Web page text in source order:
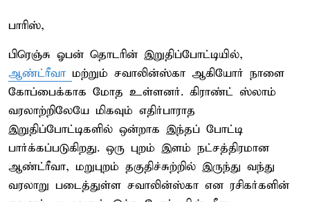
பாரிஸ்,
பிரெஞ்சு ஓபன் தொடரின் இறுதிப்போட்டியில்,
ஆண்ட்ரீவா மற்றும் சவாலின்ஸ்கா ஆகியோர் நாளை
கோப்பைக்காக மோத உள்ளனர். கிராண்ட் ஸ்லாம்
வரலாற்றிலேயே மிகவும் எதிர்பாராத
இறுதிப்போட்டிகளில் ஒன்றாக இந்தப் போட்டி
பார்க்கப்படுகிறது. ஒரு புறம் இளம் நட்சத்திரமான
ஆண்ட்ரீவா, மறுபுறம் தகுதிச்சுற்றில் இருந்து வந்து
வரலாறு படைத்துள்ள சவாலின்ஸ்கா என ரசிகர்களின்